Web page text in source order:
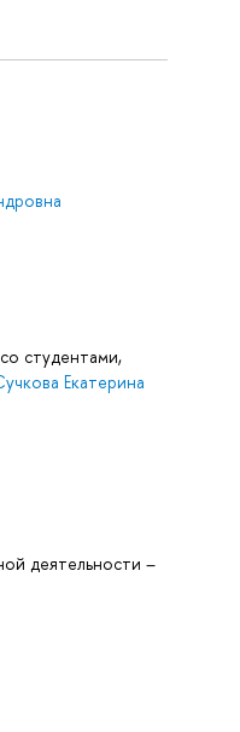
студентами,
Екатерина
деятельности –